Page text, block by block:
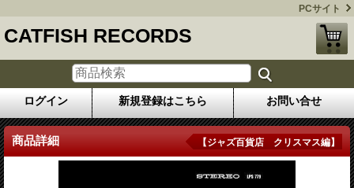
PCサイト
CATFISH RECORDS
ログイン 新規登録はこちら お問い合せ
商品詳細 【ジャズ百貨店 クリスマス編】